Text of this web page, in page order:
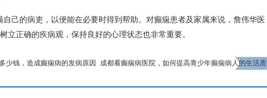
己的病吏，以便能在必要时得到帮助。对癫痫患者及家属来说， 詹伟华医
树立正确的疾病观，保持良好的心理状态也非常重要。
少钱，造成癫痫病的发病原因
成都看癫痫病医院，如何提高青少年癫痫病人的生活质